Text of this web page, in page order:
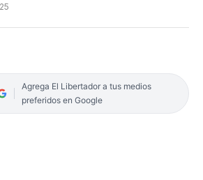
Agrega El Libertador a tus medios
preferidos en Google